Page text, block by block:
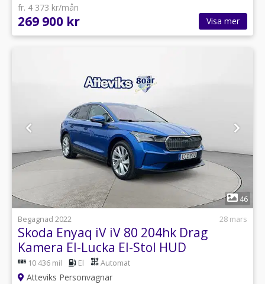
fr. 4 373 kr/mån
269 900 kr Visa mer
46
Begagnad 2022
28 mars
Skoda Enyaq iV iV 80 204hk Drag
Kamera El-Lucka El-Stol HUD
10 436 mil El Automat
Atteviks Personvagnar